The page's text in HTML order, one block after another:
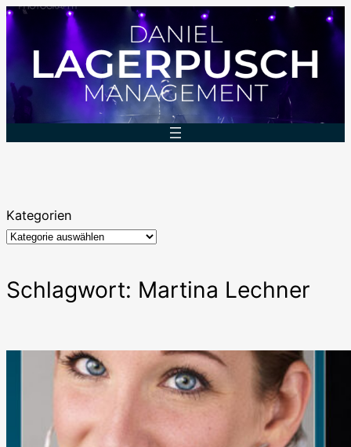
Zum
Inhalt
springen
Kategorien
Schlagwort: Martina Lechner